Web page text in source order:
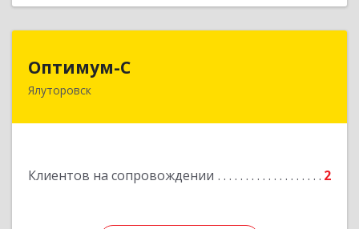
Оптимум-С
Ялуторовск
Клиентов на сопровождении 2